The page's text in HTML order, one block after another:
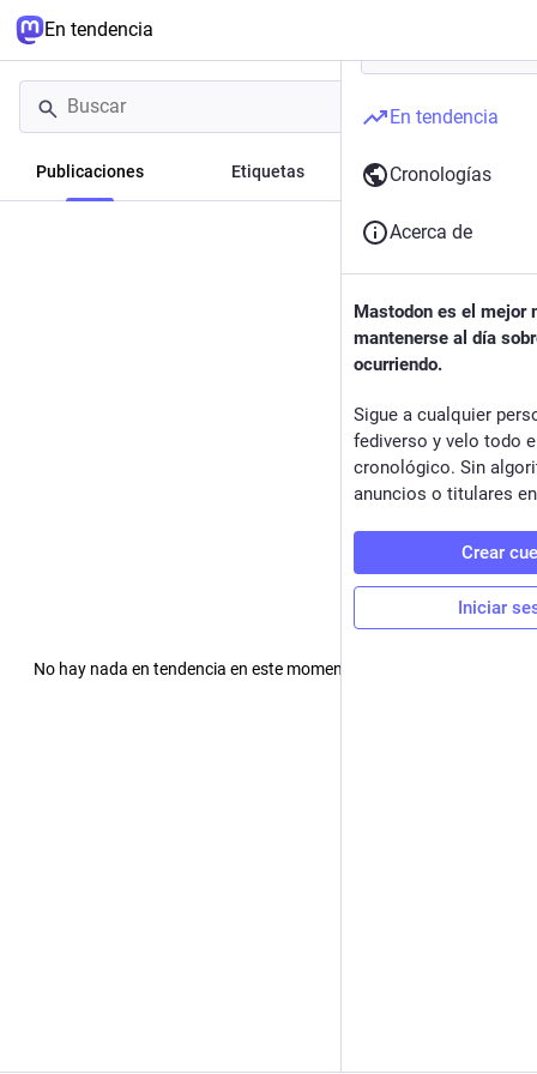
En tendencia
Publicaciones Etiquetas Noticias
No hay nada en tendencia en este momento. ¡Revisa más tarde!
En tendencia
Cronologías
Acerca de
Mastodon es el mejor
mantenerse al día
ocurriendo.
Sigue a cualquier
fediverso y velo todo
cronológico. Sin
anuncios o titulares
Crear
Iniciar